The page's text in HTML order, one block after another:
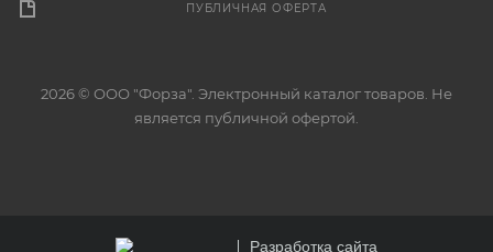
ПУБЛИЧНАЯ ОФЕРТА
2026 © ООО "Форза". Электронный каталог товаров. Не
является публичной офертой.
Разработка сайта